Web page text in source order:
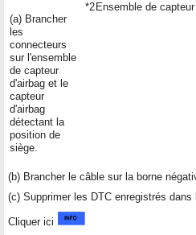
(a) Brancher
les
connecteurs
sur l'ensemble
de capteur
d'airbag et le
capteur
d'airbag
détectant la
position de
siège.
*2 Ensemble de
(b) Brancher le câble sur la borne
(c) Supprimer les DTC enregistrés dans
Cliquer ici